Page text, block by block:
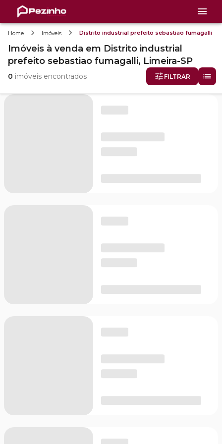
Home Imóveis Distrito industrial prefeito sebastiao fumagalli
Imóveis à venda em Distrito industrial
prefeito sebastiao fumagalli, Limeira-SP
0 imóveis encontrados FILTRAR